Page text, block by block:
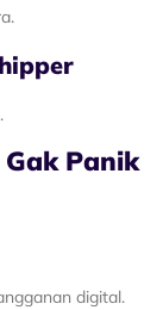
Panik
digital.